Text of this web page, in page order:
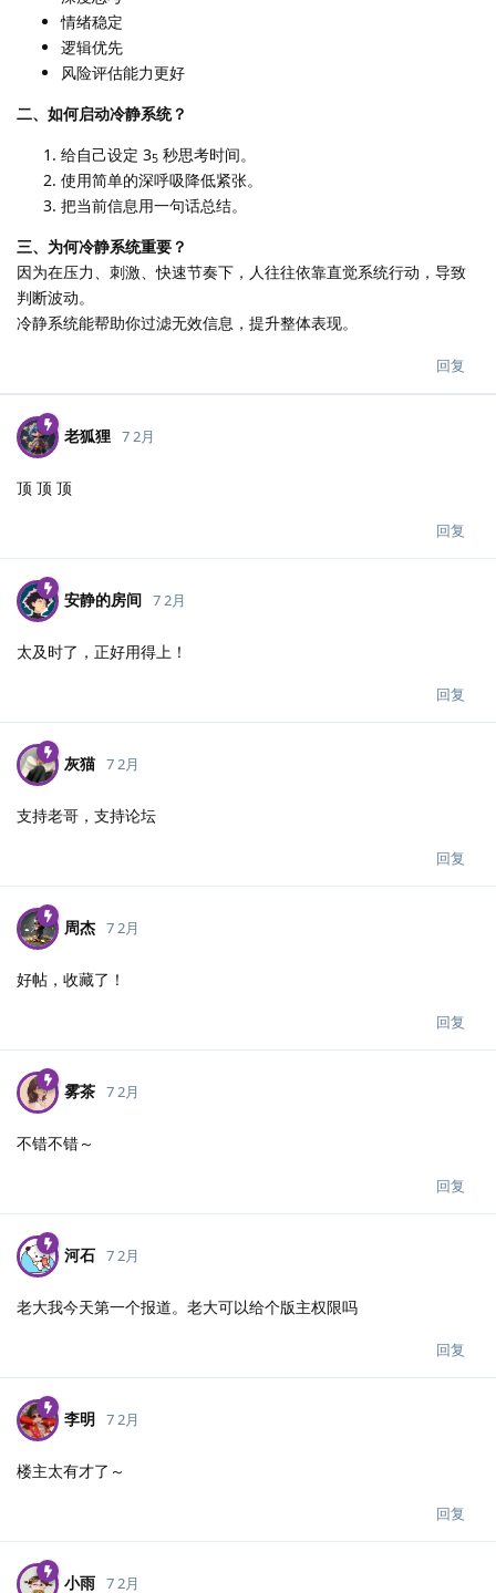
情绪稳定
逻辑优先
风险评估能力更好
二、如何启动冷静系统？
给自己设定 35 秒思考时间。
使用简单的深呼吸降低紧张。
把当前信息用一句话总结。
三、为何冷静系统重要？
因为在压力、刺激、快速节奏下，人往往依靠直觉系统行动，导致
判断波动。
冷静系统能帮助你过滤无效信息，提升整体表现。
回复
老狐狸 7 2月
顶 顶 顶
回复
安静的房间 7 2月
太及时了，正好用得上！
回复
灰猫 7 2月
支持老哥，支持论坛
回复
周杰 7 2月
好帖，收藏了！
回复
雾茶 7 2月
不错不错～
回复
河石 7 2月
老大我今天第一个报道。老大可以给个版主权限吗
回复
李明 7 2月
楼主太有才了～
回复
小雨 7 2月